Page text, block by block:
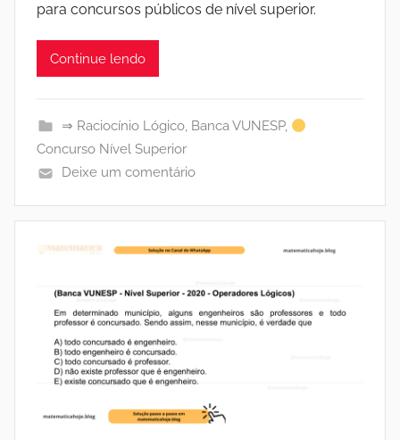
para concursos públicos de nível superior.
Continue lendo
⇒ Raciocínio Lógico, Banca VUNESP,
Concurso Nível Superior
Deixe um comentário